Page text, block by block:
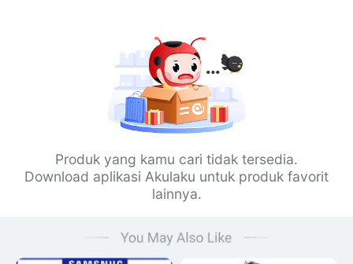
Produk yang kamu cari tidak tersedia.
Download aplikasi Akulaku untuk produk favorit
lainnya.